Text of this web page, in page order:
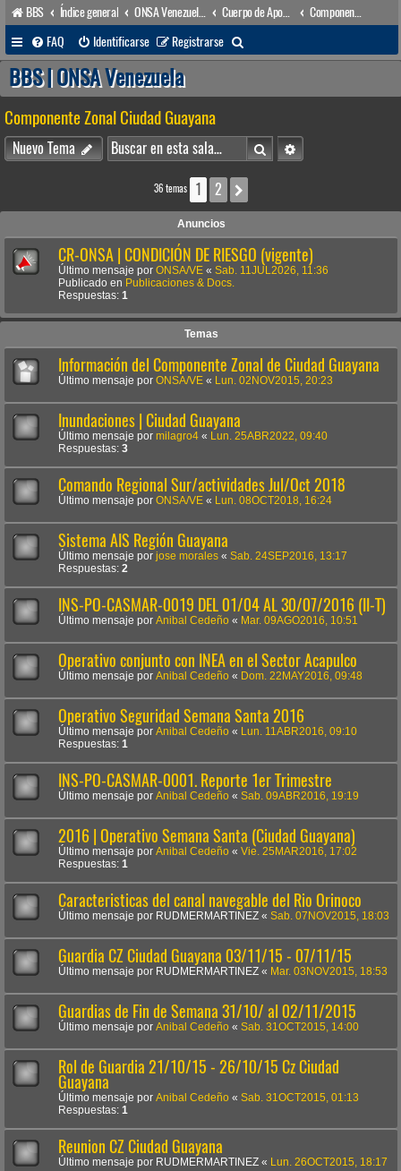
BBS Índice general
FAQ
Identificarse Registrarse
u
a
r
BBS | ONSA Venezuela
Componente Zonal Ciudad Guayana
Nuevo Tema BuscarBúsqueda avanzada
36 temas 1 2
Anuncios
CR-ONSA | CONDICIÓN DE RIESGO (vigente)
Último mensaje por ONSA/VE « Sab. 11JUL2026, 11:36
Publicado en Publicaciones & Docs.
Respuestas: 1
Temas
Información del Componente Zonal de Ciudad Guayana
Último mensaje por ONSA/VE « Lun. 02NOV2015, 20:23
Inundaciones | Ciudad Guayana
Último mensaje por milagro4 «
Lun. 25ABR2022, 09:40
Respuestas: 3
Comando Regional Sur/actividades Jul/Oct 2018
Último mensaje por ONSA/VE « Lun. 08OCT2018, 16:24
Sistema AIS Región Guayana
Último mensaje por jose morales « Sab. 24SEP2016, 13:17
Respuestas: 2
INS-PO-CASMAR-0019 DEL 01/04 AL 30/07/2016 (II-T)
Último mensaje por Anibal Cedeño « Mar. 09AGO2016, 10:51
Operativo conjunto con INEA en el Sector Acapulco
Último mensaje por Anibal Cedeño « Dom. 22MAY2016, 09:48
Operativo Seguridad Semana Santa 2016
Último mensaje por Anibal Cedeño «
Lun. 11ABR2016, 09:10
Respuestas: 1
INS-PO-CASMAR-0001. Reporte 1er Trimestre
Último mensaje por Anibal Cedeño « Sab. 09ABR2016, 19:19
2016 | Operativo Semana Santa (Ciudad Guayana)
Último mensaje por Anibal Cedeño « Vie. 25MAR2016, 17:02
Respuestas: 1
Caracteristicas del canal navegable del Rio Orinoco
Último mensaje por RUDMERMARTINEZ « Sab. 07NOV2015, 18:03
Guardia CZ Ciudad Guayana 03/11/15 - 07/11/15
Último mensaje por RUDMERMARTINEZ « Mar. 03NOV2015, 18:53
Guardias de Fin de Semana 31/10/ al 02/11/2015
Último mensaje por Anibal Cedeño « Sab. 31OCT2015, 14:00
Rol de Guardia 21/10/15 - 26/10/15 Cz Ciudad
Guayana
Último mensaje por Anibal Cedeño « Sab. 31OCT2015, 01:13
Respuestas: 1
Reunion CZ Ciudad Guayana
Último mensaje por RUDMERMARTINEZ « Lun. 26OCT2015, 18:17